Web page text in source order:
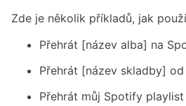
Zde je několik příkladů, jak
Přehrát [název alba] na
Přehrát [název skladby]
Přehrát můj Spotify